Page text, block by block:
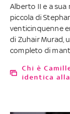
Alberto II e a sua
piccola di
venticinquenne
di Zuhair Murad,
completo di
Chi è Camille Gottlieb, la nipote di Grace Kelly
identica alla